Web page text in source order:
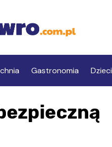
Gastronomia Dzieci